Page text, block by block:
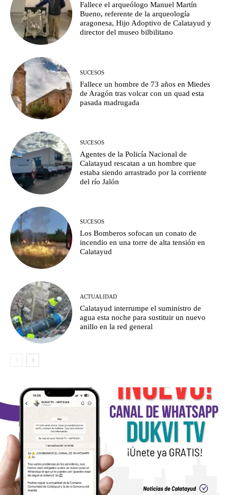
Fallece el arqueólogo Manuel Martín
Bueno, referente de la arqueología
aragonesa, Hijo Adoptivo de Calatayud y
director del museo bilbilitano
SUCESOS
Fallece un hombre de 73 años en Miedes
de Aragón tras volcar con un quad esta
pasada madrugada
SUCESOS
Agentes de la Policía Nacional de
Calatayud rescatan a un hombre que
estaba siendo arrastrado por la corriente
del río Jalón
SUCESOS
Los Bomberos sofocan un conato de
incendio en una torre de alta tensión en
Calatayud
ACTUALIDAD
Calatayud interrumpe el suministro de
agua esta noche para sustituir un nuevo
anillo en la red general